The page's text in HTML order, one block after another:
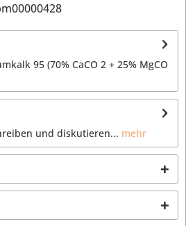
95 (70% CaCO 2 + 25% MgCO
und diskutieren... mehr